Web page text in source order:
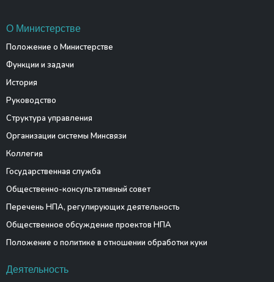
О Министерстве
Положение о Министерстве
Функции и задачи
История
Руководство
Структура управления
Организации системы Минсвязи
Коллегия
Государственная служба
Общественно-консультативный совет
Перечень НПА, регулирующих деятельность
Общественное обсуждение проектов НПА
Положение о политике в отношении обработки куки
Деятельность